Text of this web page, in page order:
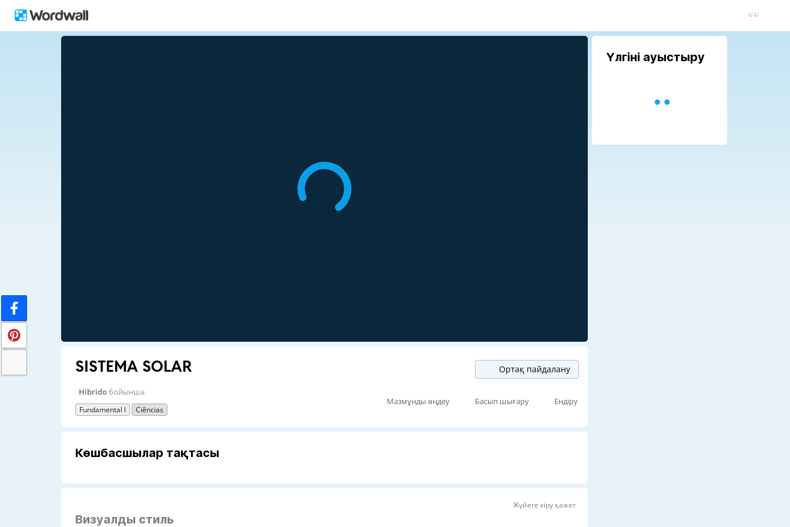
SISTEMA SOLAR Ортақ пайдалану
Hibridoбойынша
Fundamental I Ciências
Мазмұнды өңдеу Басып шығару Ендіру
Көшбасшылар тақтасы
Жүйеге кіру қажет
Визуалды стиль
Үлгіні ауыстыру